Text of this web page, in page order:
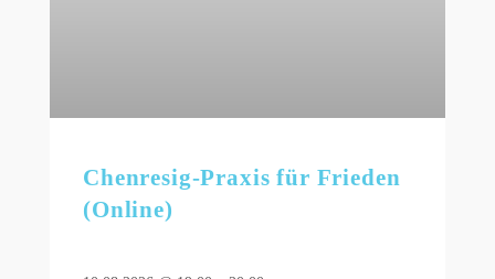
Chenresig-Praxis für Frieden
(Online)